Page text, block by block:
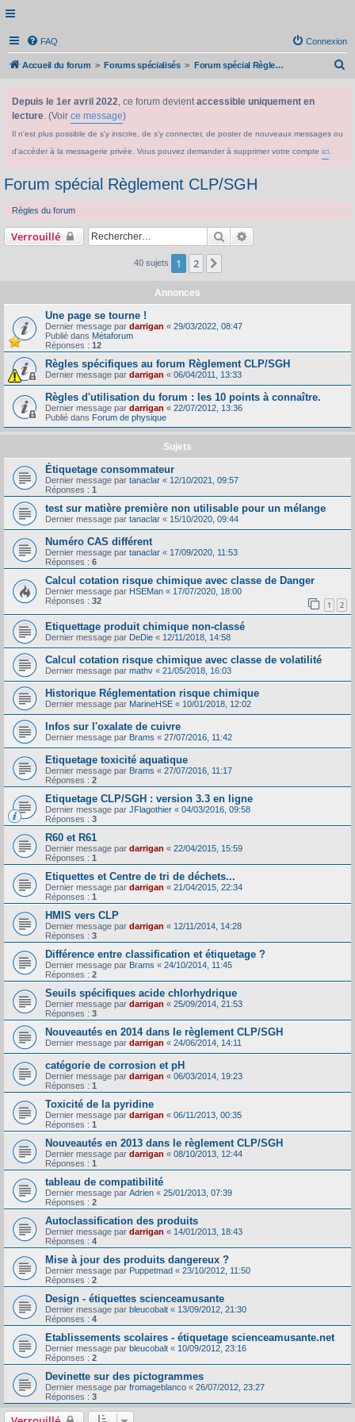
FAQ Connexion
Accueil du forum Forums spécialisés Forum spécial Règlement CLP/SGH
Depuis le 1er avril 2022, ce forum devientaccessible uniquement en
lecture. (Voir ce message)
Il n'est plus possible de s'y inscrire, de s'y connecter, de poster de nouveaux messages ou
d'accéder à la messagerie privée. Vous pouvez demander à supprimer votre compte ici
Forum spécial Règlement CLP/SGH
Règles du forum
Verrouillé Rechercher
40 sujets 1 2
Annonces
Une page se tourne !
Dernier message par darrigan « 29/03/2022, 08:47
Publié dans Métaforum
Réponses : 12
Règles spécifiques au forum Règlement CLP/SGH
Dernier message par darrigan « 06/04/2011, 13:33
Règles d'utilisation du forum : les 10 points à connaître.
Dernier message par darrigan « 22/07/2012, 13:36
Publié dans Forum de physique
Sujets
Étiquetage consommateur
Dernier message par tanaclar « 12/10/2021, 09:57
Réponses : 1
test sur matière première non utilisable pour un mélange
Dernier message par tanaclar « 15/10/2020, 09:44
Numéro CAS différent
Dernier message par tanaclar « 17/09/2020, 11:53
Réponses : 6
Calcul cotation risque chimique avec classe de Danger
Dernier message par HSEMan « 17/07/2020, 18:00
Réponses : 32 1 2
Etiquettage produit chimique non-classé
Dernier message par DeDie « 12/11/2018, 14:58
Calcul cotation risque chimique avec classe de volatilité
Dernier message par mathv « 21/05/2018, 16:03
Historique Réglementation risque chimique
Dernier message par MarineHSE « 10/01/2018, 12:02
Infos sur l'oxalate de cuivre
Dernier message par Brams « 27/07/2016, 11:42
Etiquetage toxicité aquatique
Dernier message par Brams « 27/07/2016, 11:17
Réponses : 2
Etiquetage CLP/SGH : version 3.3 en ligne
Dernier message par JFlagothier « 04/03/2016, 09:58
Réponses : 3
R60 et R61
Dernier message par darrigan « 22/04/2015, 15:59
Réponses : 1
Etiquettes et Centre de tri de déchets...
Dernier message par darrigan « 21/04/2015, 22:34
Réponses : 1
HMIS vers CLP
Dernier message par darrigan « 12/11/2014, 14:28
Réponses : 3
Différence entre classification et étiquetage ?
Dernier message par Brams « 24/10/2014, 11:45
Réponses : 2
Seuils spécifiques acide chlorhydrique
Dernier message par darrigan « 25/09/2014, 21:53
Réponses : 3
Nouveautés en 2014 dans le règlement CLP/SGH
Dernier message par darrigan « 24/06/2014, 14:11
catégorie de corrosion et pH
Dernier message par darrigan « 06/03/2014, 19:23
Réponses : 1
Toxicité de la pyridine
Dernier message par darrigan « 06/11/2013, 00:35
Réponses : 1
Nouveautés en 2013 dans le règlement CLP/SGH
Dernier message par darrigan « 08/10/2013, 12:44
Réponses : 1
tableau de compatibilité
Dernier message par Adrien « 25/01/2013, 07:39
Réponses : 2
Autoclassification des produits
Dernier message par darrigan « 14/01/2013, 18:43
Réponses : 4
Mise à jour des produits dangereux ?
Dernier message par Puppetmad « 23/10/2012, 11:50
Réponses : 2
Design - étiquettes scienceamusante
Dernier message par bleucobalt « 13/09/2012, 21:30
Réponses : 4
Etablissements scolaires - étiquetage scienceamusante.net
Dernier message par bleucobalt « 10/09/2012, 23:16
Réponses : 2
Devinette sur des pictogrammes
Dernier message par fromageblanco « 26/07/2012, 23:27
Réponses : 3